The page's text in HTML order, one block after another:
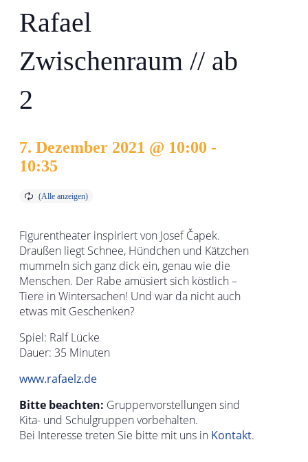
Rafael
Zwischenraum // ab
2
7. Dezember 2021 @ 10:00 -
10:35
Figurentheater inspiriert von Josef Čapek.
Draußen liegt Schnee, Hündchen und Kätzchen
mummeln sich ganz dick ein, genau wie die
Menschen. Der Rabe amüsiert sich köstlich –
Tiere in Wintersachen! Und war da nicht auch
etwas mit Geschenken?
Spiel: Ralf Lücke
Dauer: 35 Minuten
www.rafaelz.de
Bitte beachten: Gruppenvorstellungen sind
Kita- und Schulgruppen vorbehalten.
Bei Interesse treten Sie bitte mit uns in Kontakt.